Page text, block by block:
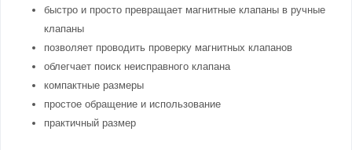
быстро и просто превращает магнитные клапаны в ручные
клапаны
позволяет проводить проверку магнитных клапанов
облегчает поиск неисправного клапана
компактные размеры
простое обращение и использование
практичный размер